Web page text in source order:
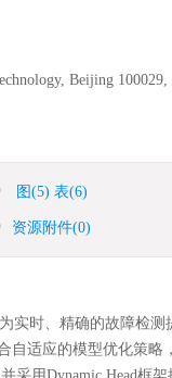
Beijing 100029,
图 (5) 表(6)
资源附件(0)
实时、精确的故障检测
自适应的模型优化策略